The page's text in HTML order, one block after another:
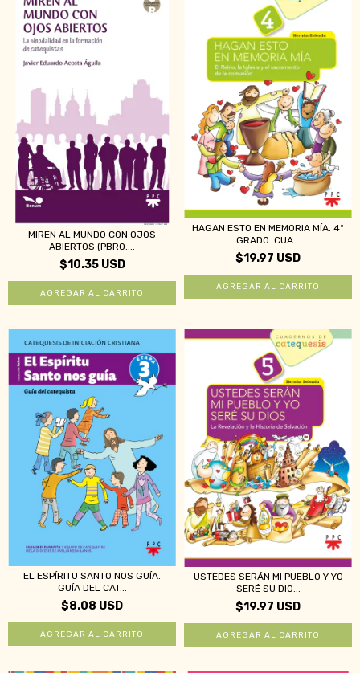
MIREN AL MUNDO CON OJOS
ABIERTOS (PBRO....
$10.35 USD
HAGAN ESTO EN MEMORIA MÍA. 4º
GRADO. CUA...
$19.97 USD
EL ESPÍRITU SANTO NOS GUÍA.
GUÍA DEL CAT...
$8.08 USD
USTEDES SERÁN MI PUEBLO Y YO
SERÉ SU DIO...
$19.97 USD